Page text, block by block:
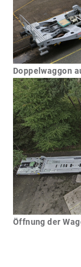
Doppelwaggon
Öffnung der